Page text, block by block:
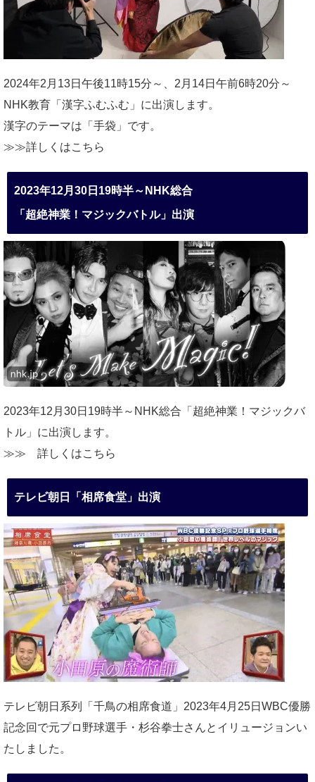
2024年2月13日午後11時15分～、2月14日午前6時20分～
NHK教育「漢字ふむふむ」に出演します。
漢字のテーマは「手袋」です。
≫≫詳しくはこちら
2023年12月30日19時半～NHK総合
「超絶神業！マジックバトル」出演
2023年12月30日19時半～NHK総合「超絶神業！マジックバ
トル」に出演します。
≫≫ 詳しくはこちら
テレビ朝日「相席食堂」出演
テレビ朝日系列「千鳥の相席食道」2023年4月25日WBC優勝
記念回で元プロ野球選手・杉谷拳士さんとイリュージョンい
たしました。